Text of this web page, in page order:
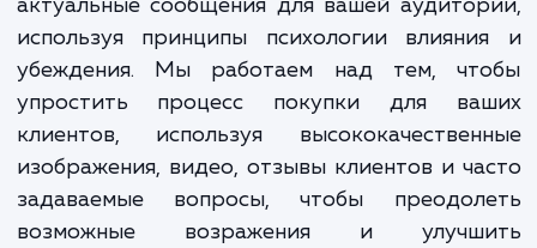
Наши специалисты тщательно
каждый аспект страницы,
структуры и навигации, и заканчивая
палитрой и типографикой. Мы
оптимизируем Landing Page с точки
SEO, чтобы повысить ее видимость в